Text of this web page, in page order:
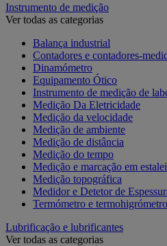
Instrumento de medição
Ver todas as categorias
Balança industrial
Contadores e contadores-
Dinamómetro
Equipamento Ótico
Instrumento de medição de
Medição Da Eletricidade
Medição da velocidade
Medição de ambiente
Medição de distância
Medição do tempo
Medição e marcação em
Medição topográfica
Medidor e Detetor de
Termómetro e termohigrómetro
Lubrificação e lubrificantes
Ver todas as categorias